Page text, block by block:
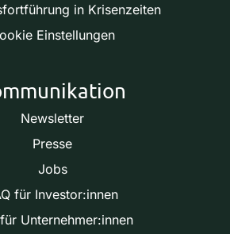
in Krisenzeiten
Einstellungen
Newsletter
Presse
Jobs
für Investor:innen
für Unternehmer:innen